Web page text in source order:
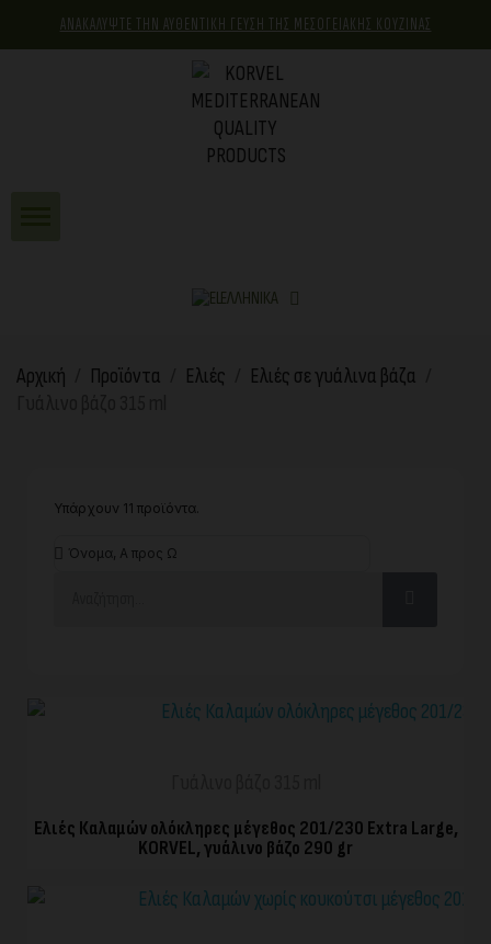
ΑΝΑΚΑΛΥΨΤΕ ΤΗΝ ΑΥΘΕΝΤΙΚΗ ΓΕΥΣΗ ΤΗΣ ΜΕΣΟΓΕΙΑΚΗΣ ΚΟΥΖΙΝΑΣ
ΕΛΛΗΝΙΚΆ
Αρχική Προϊόντα Ελιές
Ελιές σε γυάλινα βάζα
Υπάρχουν 11 προϊόντα.
ΓΡΉΓΟΡΗ ΠΡΟΒΟΛΉ
Ελιές Καλαμών ολόκληρες μέγεθος 201/230 Extra Large,
KORVEL, γυάλινο βάζο 290 gr
ΓΡΉΓΟΡΗ ΠΡΟΒΟΛΉ